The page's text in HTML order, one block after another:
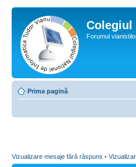
Colegiul
Forumul
Prima pagină
Vizualizare mesaje fără răspuns •